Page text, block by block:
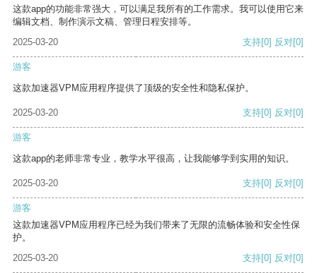
这款app的功能非常强大，可以满足我所有的工作需求。我可以使用它来
编辑文档、制作演示文稿、管理日程安排等。
2025-03-20
支持[0] 反对[0]
游客
这款加速器VPM应用程序提供了顶级的安全性和隐私保护。
2025-03-20 支持[0] 反对[0]
游客
这款app的老师非常专业，教学水平很高，让我能够学到实用的知识。
2025-03-20 支持[0] 反对[0]
游客
这款加速器VPM应用程序已经为我们带来了无限的流畅体验和安全性保
护。
2025-03-20
支持[0] 反对[0]